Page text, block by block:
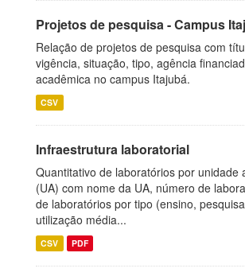
Projetos de pesquisa - Campus
Relação de projetos de pesquisa com
vigência, situação, tipo, agência
acadêmica no campus Itajubá.
CSV
Infraestrutura laboratorial
Quantitativo de laboratórios por unidade
(UA) com nome da UA, número de
de laboratórios por tipo (ensino,
utilização média...
CSV PDF